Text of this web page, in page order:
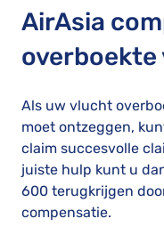
AirAsia
Als uw vlucht
moet ontzeggen,
claim succesvolle
juiste hulp kunt u
600 terugkrijgen
compensatie.